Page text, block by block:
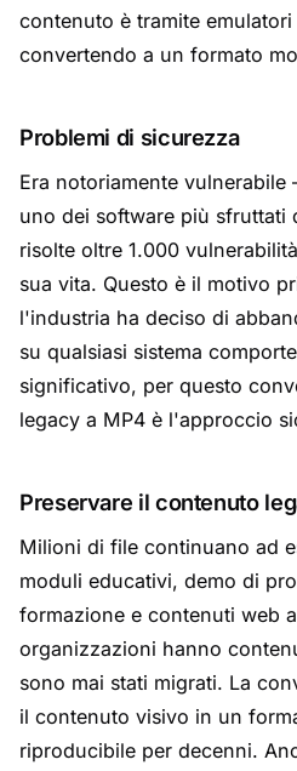
contenuto è tramite
convertendo a un formato
Problemi di sicurezza
Era notoriamente
uno dei software più sfruttati
risolte oltre 1.000
sua vita. Questo è il motivo
l'industria ha deciso di
su qualsiasi sistema
significativo, per questo
legacy a MP4 è l'approccio
Preservare il contenuto
Milioni di file continuano ad
moduli educativi, demo di
formazione e contenuti web
organizzazioni hanno
sono mai stati migrati. La
il contenuto visivo in un
riproducibile per decenni.